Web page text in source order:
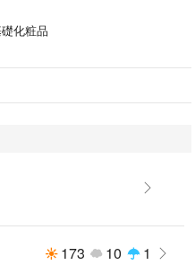
伺いました。
？？
かに整えるアンズ核油などの植物
を保つために効果的なシラカバ葉
ブレンド。ボディの気になる部分
なめらかでハリのある肌へと導き
化粧品
173 10 1